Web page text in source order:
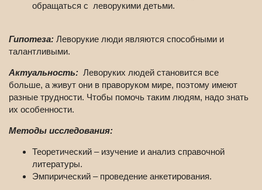
обращаться с леворукими детьми.
Гипотеза: Леворукие люди являются способными и
талантливыми.
Актуальность: Леворуких людей становится все
больше, а живут они в праворуком мире, поэтому имеют
разные трудности. Чтобы помочь таким людям, надо знать
их особенности.
Методы исследования:
Теоретический – изучение и анализ справочной
литературы.
Эмпирический – проведение анкетирования.